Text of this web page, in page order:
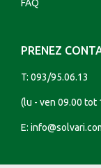
FAQ
PRENEZ
T: 093/95.06.13
(lu - ven 09.00 tot
E: